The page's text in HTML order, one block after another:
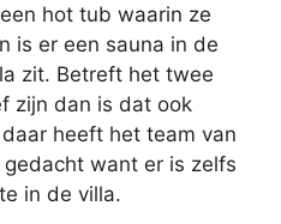
hot tub waarin ze
is er een sauna in de
zit. Betreft het twee
zijn dan is dat ook
heeft het team van
want er is zelfs
in de villa.